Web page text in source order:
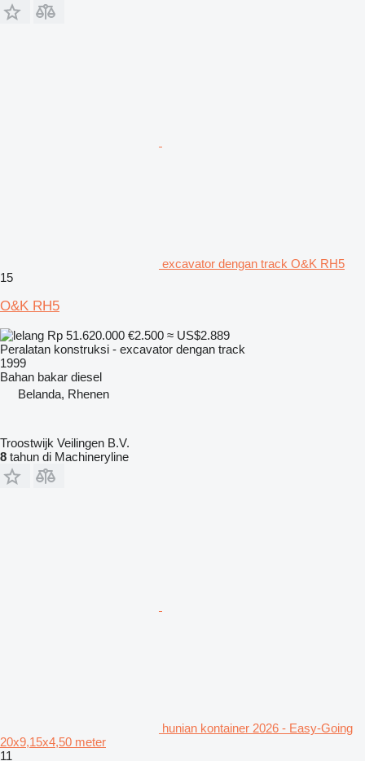
excavator dengan track O&K RH5
15
O&K RH5
Rp 51.620.000 €2.500 ≈ US$2.889
Peralatan konstruksi - excavator dengan track
1999
Bahan bakar diesel
Belanda, Rhenen
Troostwijk Veilingen B.V.
8 tahun di Machineryline
hunian kontainer 2026 - Easy-Going
20x9,15x4,50 meter
11